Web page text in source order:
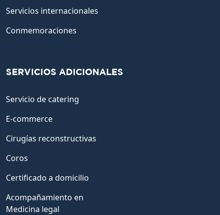
Servicios internacionales
Conmemoraciones
SERVICIOS ADICIONALES
Servicio de catering
E-commerce
Cirugías reconstructivas
Coros
Certificado a domicilio
Acompañamiento en
Medicina legal